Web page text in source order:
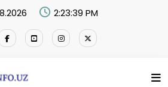
2:23:40 PM